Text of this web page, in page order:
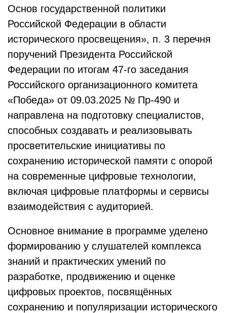
Основ государственной политики
Российской Федерации в области
исторического просвещения», п. 3 перечня
поручений Президента Российской
Федерации по итогам 47-го заседания
Российского организационного комитета
«Победа» от 09.03.2025 № Пр-490 и
направлена на подготовку специалистов,
способных создавать и реализовывать
просветительские инициативы по
сохранению исторической памяти с опорой
на современные цифровые технологии,
включая цифровые платформы и сервисы
взаимодействия с аудиторией.
Основное внимание в программе уделено
формированию у слушателей комплекса
знаний и практических умений по
разработке, продвижению и оценке
цифровых проектов, посвящённых
сохранению и популяризации исторического